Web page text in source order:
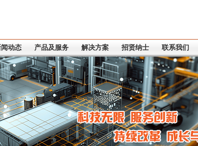
动态 产品及服务 解决方案 招贤纳士 联系我们